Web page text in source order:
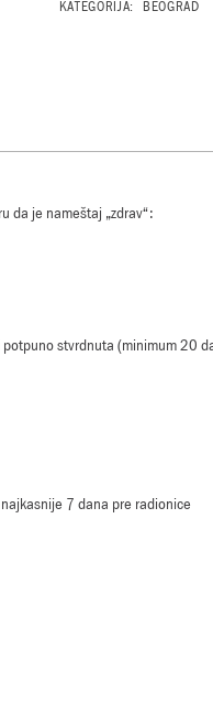
KATEGORIJA: BEOGRAD
da je nameštaj „zdrav“:
stvrdnuta (minimum 20
7 dana pre radionice